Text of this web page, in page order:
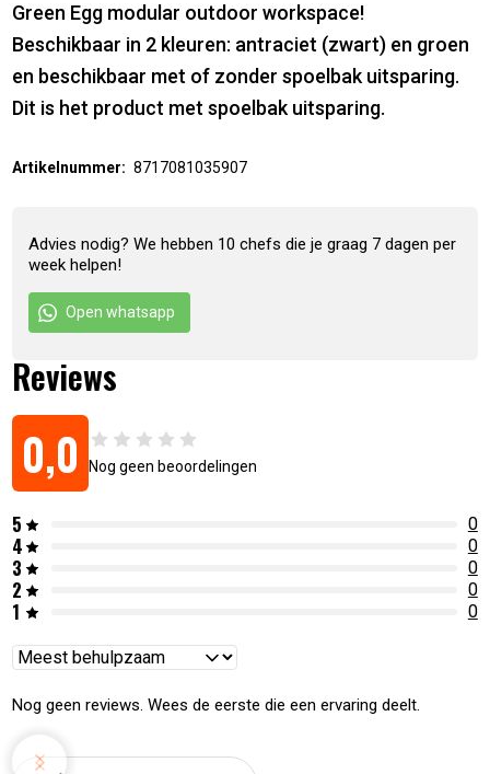
Green Egg modular outdoor workspace!
Beschikbaar in 2 kleuren: antraciet (zwart) en groen
en beschikbaar met of zonder spoelbak uitsparing.
Dit is het product met spoelbak uitsparing.
Artikelnummer: 8717081035907
Advies nodig? We hebben 10 chefs die je graag 7 dagen per
week helpen!
Open whatsapp
Reviews
0,0 Nog geen beoordelingen
5 0
4 0
3 0
2 0
1 0
Reviews
Nog geen reviews. Wees de eerste die een ervaring deelt.